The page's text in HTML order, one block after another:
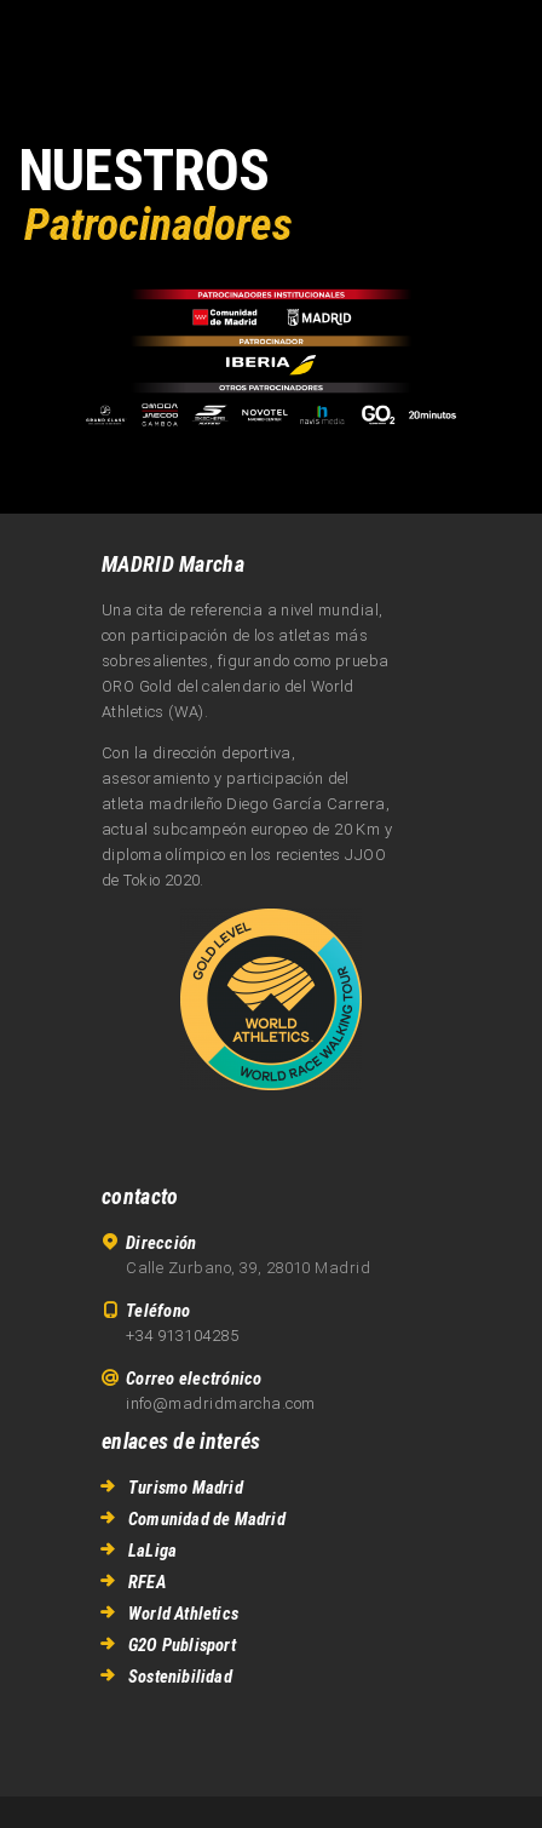
NUESTROS
Patrocinadores
MADRID Marcha
Una cita de referencia a nivel mundial,
con participación de los atletas más
sobresalientes, figurando como prueba
ORO Gold del calendario del World
Athletics (WA).
Con la dirección deportiva,
asesoramiento y participación del
atleta madrileño Diego García Carrera,
actual subcampeón europeo de 20 Km y
diploma olímpico en los recientes JJOO
de Tokio 2020.
contacto
Dirección
Calle Zurbano, 39, 28010 Madrid
Teléfono
+34 913104285
Correo electrónico
info@madridmarcha.com
enlaces de interés
Turismo Madrid
Comunidad de Madrid
LaLiga
RFEA
World Athletics
G2O Publisport
Sostenibilidad